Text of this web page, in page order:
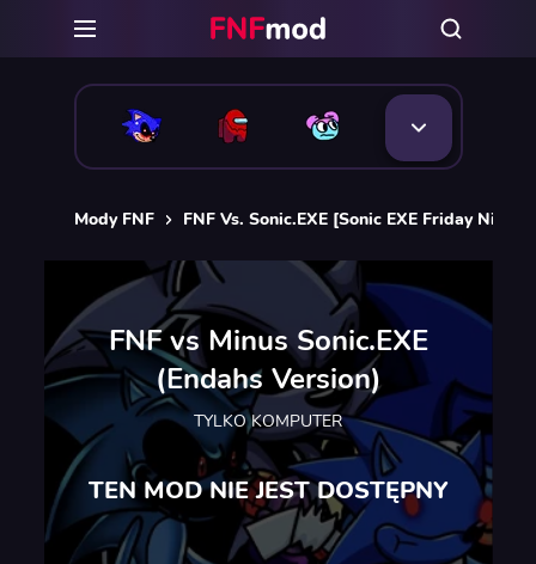
Mody FNF FNF Vs. Sonic.EXE [Sonic EXE Friday Night
FNF vs Minus Sonic.EXE
(Endahs Version)
TYLKO KOMPUTER
TEN MOD NIE JEST DOSTĘPNY